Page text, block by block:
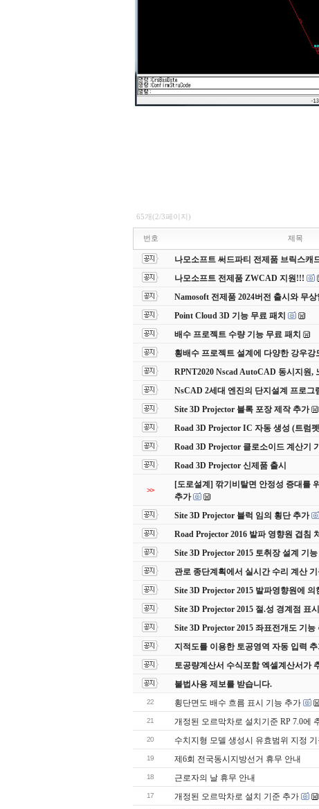
65개(2/3페이지)
번호 제목
나모소프트 써드파티 전제품 브릭스캐
나모소프트 전제품 ZWCAD 지원!!!
Namosoft 전제품 2024버전 출시와 무
Point Cloud 3D 기능 무료 패치
배수 프로젝트 수량 기능 무료 패치
횡배수 프로젝트 설계에 다양한 강우강
RPNT2020 Nscad AutoCAD 동시지원,
NsCAD 2세대 엔진의 단지설계 프로그
Site 3D Projector 블록 포장 제작 추가
Road 3D Projector IC 자동 생성 (트럼
Road 3D Projector 클로소이드 계산기
Road 3D Projector 신제품 출시
>>
[도로설계] 깎기비탈면 안정성 증대를
추가
Site 3D Projector 블럭 임의 횡단 추가
Road Projector 2016 발파 영향원 겹침
Site 3D Projector 2015 토취장 설계 기
관로 종단계획에서 실시간 수리 계산
Site 3D Projector 2015 발파영향원에 의
Site 3D Projector 2015 절.성 경계점 표시
Site 3D Projector 2015 좌표전개도 기능
지적도를 이용한 토공영역 자동 입력
토공량계산서 수식포함 엑셀계산서가
불법사용 제보를 받습니다.
22 횡단면도 배수 흐름 표시 기능 추가
21 개정된 오르막차로 설치기준 RP 7.0에
20 수치지형 모델 생성시 유효범위 지정
19 제6회 전국동시지방선거 휴무 안내
18 근로자의 날 휴무 안내
17 개정된 오르막차로 설치 기준 추가